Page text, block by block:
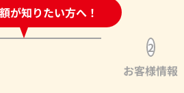
が知りたい方へ！
!問い合わせフォーム
2
お客様情報